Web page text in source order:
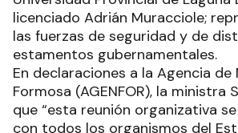
licenciado Adrián Muracciole;
las fuerzas de seguridad y de
estamentos gubernamentales.
En declaraciones a la Agencia de
Formosa (AGENFOR), la ministra
que “esta reunión organizativa
con todos los organismos del